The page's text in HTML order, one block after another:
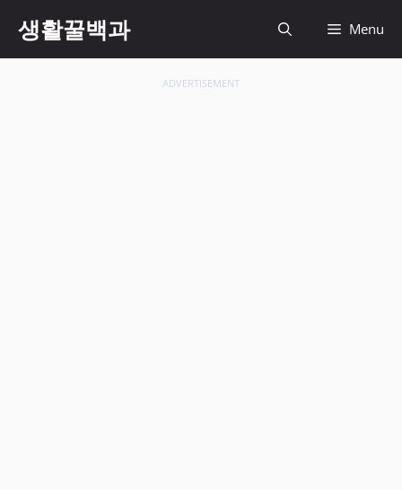
생활꿀백과 Menu
ADVERTISEMENT